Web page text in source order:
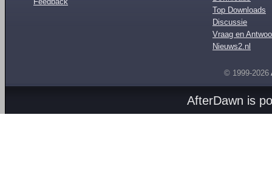
Top Downloads
Discussie
Vraag en
Nieuws2.nl
© 1999-2026
AfterDawn is